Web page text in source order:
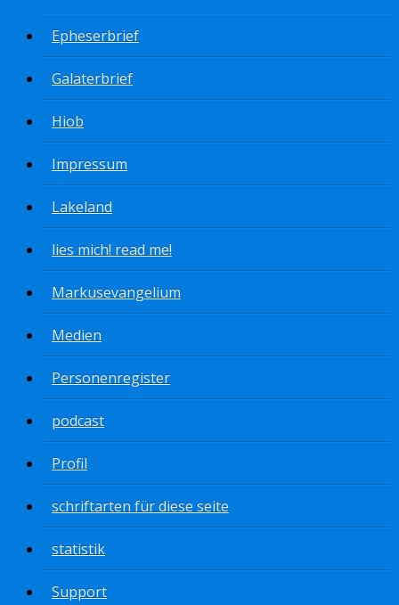
Epheserbrief
Galaterbrief
Hiob
Impressum
Lakeland
lies mich! read me!
Markusevangelium
Medien
Personenregister
podcast
Profil
schriftarten für diese seite
statistik
Support